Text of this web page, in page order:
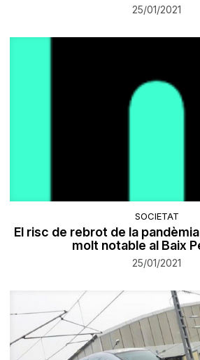
25/01/2021
SOCIETAT
El risc de rebrot de la
molt notable al Baix
25/01/2021